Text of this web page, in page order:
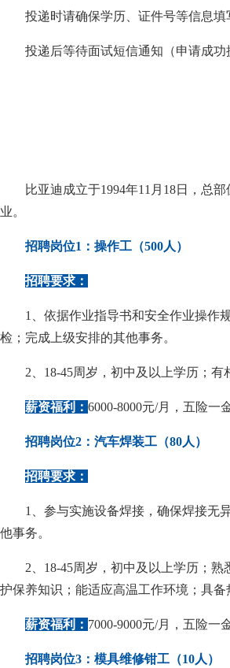
投递时请确保学历、证件号等信息
投递后等待面试短信通知（申请成
比亚迪成立于1994年11月18日，总
业。
招聘岗位1：操作工（500人）
招聘要求：
1、依据作业指导书和安全作业操作
检；完成上级安排的其他事务。
2、18-45周岁，初中及以上学历；有
薪资福利： 6000-8000元/月，五险一
招聘岗位2：汽车焊装工（80人）
招聘要求：
1、参与实施设备焊接，确保焊接无
他事务。
2、18-45周岁，初中及以上学历；
护保养知识；能适应高温工作环境；具
薪资福利： 7000-9000元/月，五险一
招聘岗位3：模具维修钳工（10人）